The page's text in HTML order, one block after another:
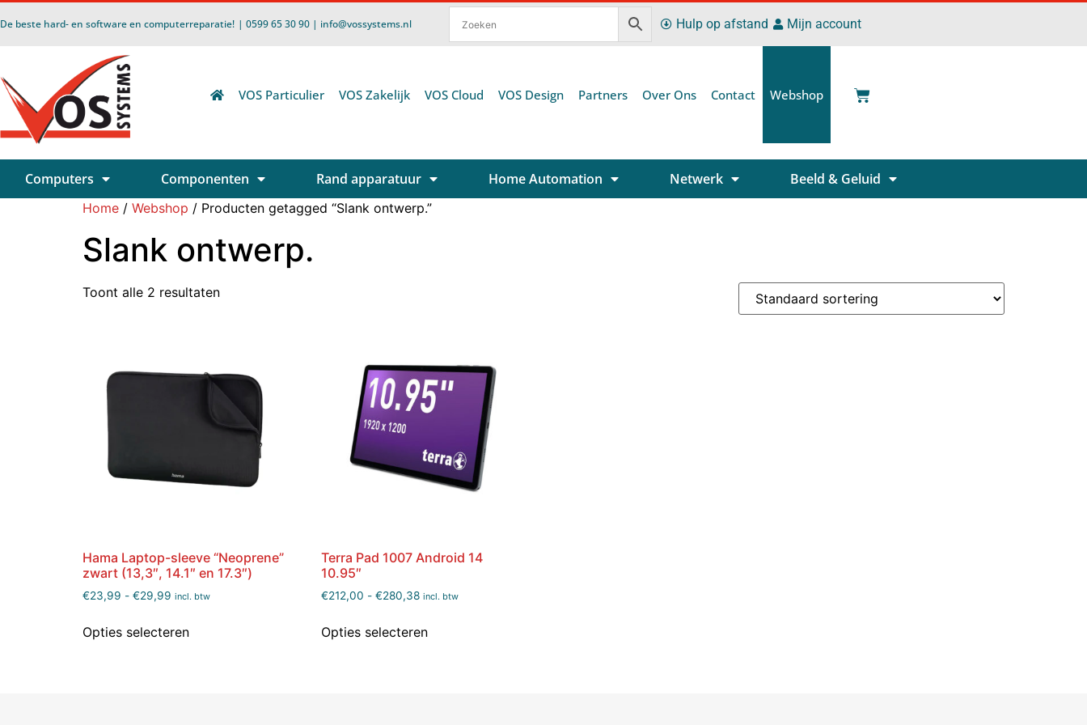
De beste hard- en software en computerreparatie! | 0599 65 30 90 | info@vossystems.nl Hulp op afstand Mijn account
VOS Particulier VOS Zakelijk VOS Cloud VOS Design Partners Over Ons Contact Webshop
Computers Componenten Rand apparatuur Home Automation Netwerk Beeld & Geluid
Home / Webshop / Producten getagged “Slank ontwerp.”
Slank ontwerp.
Toont alle 2 resultaten
Hama Laptop-sleeve “Neoprene”
zwart (13,3″, 14.1″ en 17.3″)
€23,99 - €29,99 incl. btw
Opties selecteren
Terra Pad 1007 Android 14
10.95″
€212,00 - €280,38 incl. btw
Opties selecteren